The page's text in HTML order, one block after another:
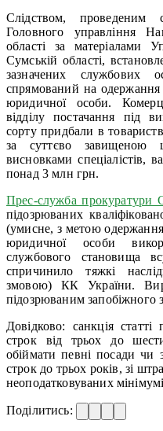
Слідством, проведеним
Головного управління
області за матеріалами
Сумській області,
зазначених службових
спрямований на одержання
юридичної особи.
відділу постачання під
сорту придбали в
за суттєво завищеною
висновками спеціалістів,
понад 3 млн грн.
Прес-служба прокуратури
підозрюваних
(умисне, з метою
юридичної особи
службового становища
спричинило тяжкі
змовою) КК України.
підозрюваним запобіжного
Довідково: санкція
строк від трьох до
обіймати певні посади чи
строк до трьох років, зі
неоподатковуваних
Поділитись: